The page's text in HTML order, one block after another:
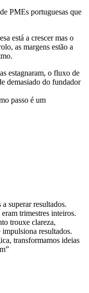
PMEs portuguesas que
está a crescer mas o
as margens estão a
estagnaram, o fluxo de
demasiado do fundador
passo é um
superar resultados.
trimestres inteiros.
trouxe clareza,
resultados.
transformamos ideias